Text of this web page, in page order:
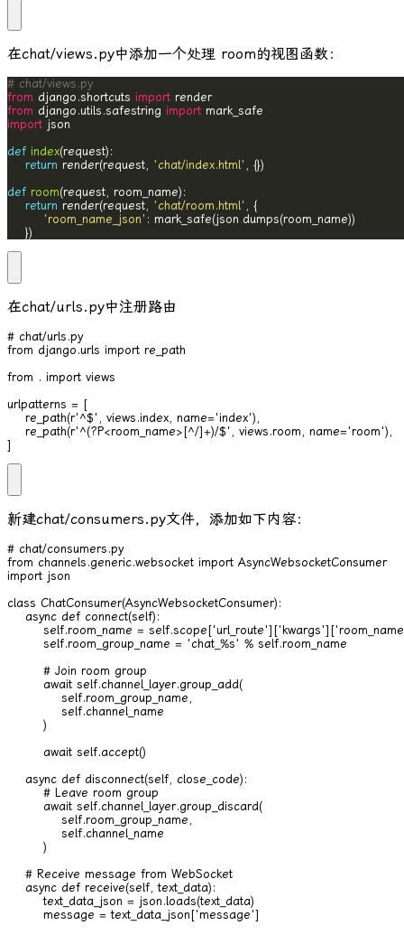
在chat/views.py中添加一个处理 room的视图函数：
# chat/views.py
from django.shortcuts import
from django.utils.safestring import
import
def index
return render(request, 'chat/index.html'
def room
return render(request, 'chat/room.html'
'room_name_json' : mark_safe(json .
    })
在chat/urls.py中注册路由
# chat/urls.py
from django.urls import re_path
from . import views
urlpatterns = [
    re_path(r'^$', views.index, name='index'),
    re_path(r'^(?P<room_name>[^/]+)/$', views.room, name='room'),
]
新建chat/consumers.py文件，添加如下内容：
# chat/consumers.py
from channels.generic.websocket import AsyncWebsocketConsumer
import json
class ChatConsumer(AsyncWebsocketConsumer):
    async def connect(self):
self.room_name =
        self.room_group_name = 'chat_%s' % self.room_name
        # Join room group
        await self.channel_layer.group_add(
            self.room_group_name,
            self.channel_name
        )
        await self.accept()
    async def disconnect(self, close_code):
        # Leave room group
        await self.channel_layer.group_discard(
            self.room_group_name,
            self.channel_name
        )
    # Receive message from WebSocket
    async def receive(self, text_data):
        text_data_json = json.loads(text_data)
        message = text_data_json['message']